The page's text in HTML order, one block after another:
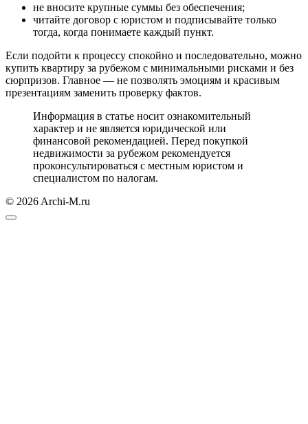
не вносите крупные суммы без обеспечения;
читайте договор с юристом и подписывайте только
тогда, когда понимаете каждый пункт.
Если подойти к процессу спокойно и последовательно, можно
купить квартиру за рубежом с минимальными рисками и без
сюрпризов. Главное — не позволять эмоциям и красивым
презентациям заменить проверку фактов.
Информация в статье носит ознакомительный
характер и не является юридической или
финансовой рекомендацией. Перед покупкой
недвижимости за рубежом рекомендуется
проконсультироваться с местным юристом и
специалистом по налогам.
© 2026 Archi-M.ru